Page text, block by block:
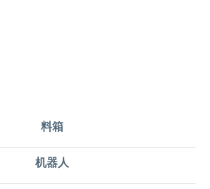
料箱
机器人